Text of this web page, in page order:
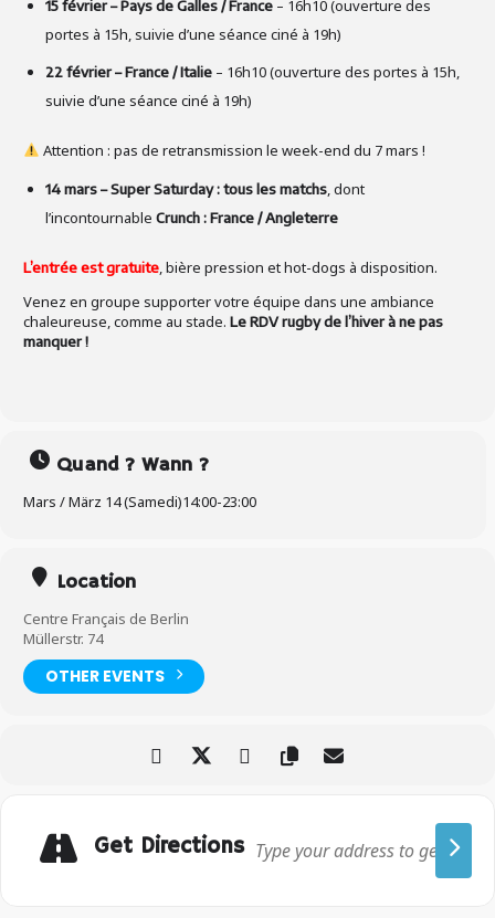
15 février – Pays de Galles / France – 16h10 (ouverture des
portes à 15h, suivie d’une séance ciné à 19h)
22 février – France / Italie – 16h10 (ouverture des portes à 15h,
suivie d’une séance ciné à 19h)
Attention : pas de retransmission le week-end du 7 mars !
14 mars – Super Saturday :tous les matchs, dont
l’incontournable Crunch : France / Angleterre
L’entrée est gratuite, bière pression et hot-dogs à disposition.
Venez en groupe supporter votre équipe dans une ambiance
chaleureuse, comme au stade. Le RDV rugby de l’hiver à ne pas
manquer !
Quand ? Wann ?
Mars / März 14 (Samedi)14:00-23:00
Location
Centre Français de Berlin
Müllerstr. 74
OTHER EVENTS
Get Directions